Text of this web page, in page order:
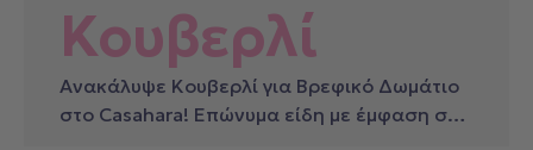
Κουβερλί
Ανακάλυψε Κουβερλί για Βρεφικό Δωμάτιο
στο Casahara! Επώνυμα είδη με έμφαση στη